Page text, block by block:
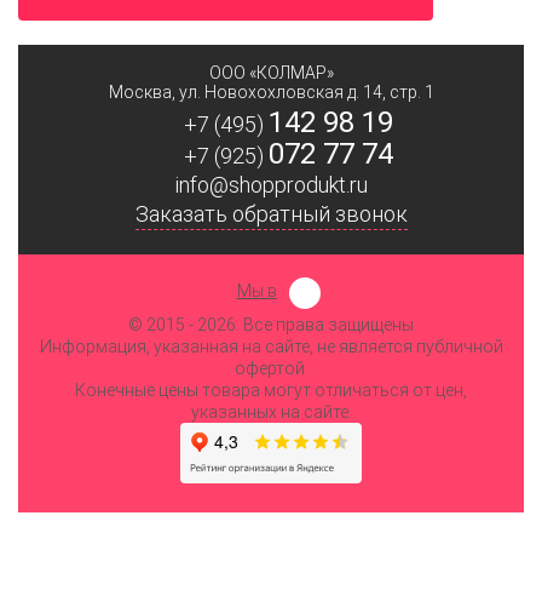
ООО «КОЛМАР»
Москва ул. Новохохловская д. 14, стр. 1
+7 (495) 142 98 19
+7 (925) 072 77 74
info@shopprodukt.ru
Заказать обратный звонок
Мы в
© 2015 - 2026. Все права защищены
Информация, указанная на сайте, не является публичной
офертой.
Конечные цены товара могут отличаться от цен,
указанных на сайте.